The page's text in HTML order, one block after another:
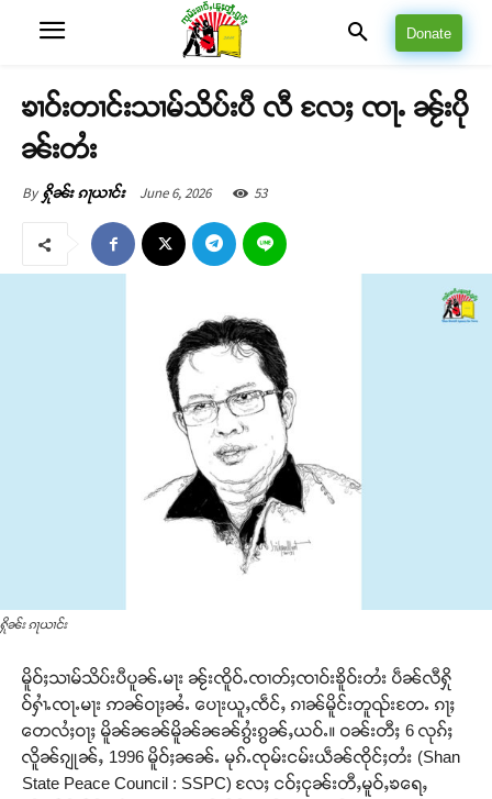
Donate
ၶၢဝ်းတၢင်းသၢမ်သိပ်းပီ လီ လႄႈ ၸႃႉ ၼႂ်းပို
ၼ်းတႆး
By ႁိုၼ်း ၵႃယၢင်း June 6, 2026 53
ႁိုၼ်း ၵႃယၢင်း
မိူဝ်ႈသၢမ်သိပ်းပီပူၼ်ႉမႃး ၼႂ်းၸိူဝ်ႉၸၢတ်ႈၸၢဝ်းၶိူဝ်းတႆး ပဵၼ်လီႁို
ဝ်ႁၢႆႉၸႃႉမႃး ဢၼ်ဝႃႈၼႆႉ ​​ပေႃးယူႇၸဵင်ႇ ၵၢၼ်မိူင်းတူၺ်းတႄႉ ​​ၵႃႈ
တေလႆႈဝႃႈ မိူၼ်ၼၼ်မိူၼ်ၼၼ်ၵွႆးၵွၼ်ႇ​​ယဝ်ႉ။ ဝၼ်းတီႈ 6 လုၵ်ႈ
လိူၼ်ၵျုၼ်ႇ 1996 မိူဝ်ႈၼၼ်ႉ မုၵ်ႉၸုမ်းငမ်းယဵၼ်ၸိုင်ႈတႆး (Shan
State Peace Council : SSPC) လႄႈ ငဝ်ႈငုၼ်းတီႇမူဝ်ႇၶ​​ရေႇ